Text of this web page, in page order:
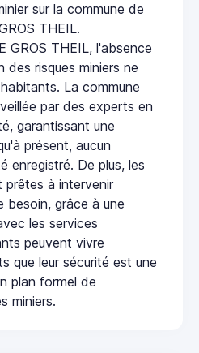
sur la commune de
THEIL.
GROS THEIL, l'absence
risques miniers ne
La commune
par des experts en
garantissant une
présent, aucun
enregistré. De plus, les
prêtes à intervenir
besoin, grâce à une
les services
peuvent vivre
que leur sécurité est une
plan formel de
miniers.